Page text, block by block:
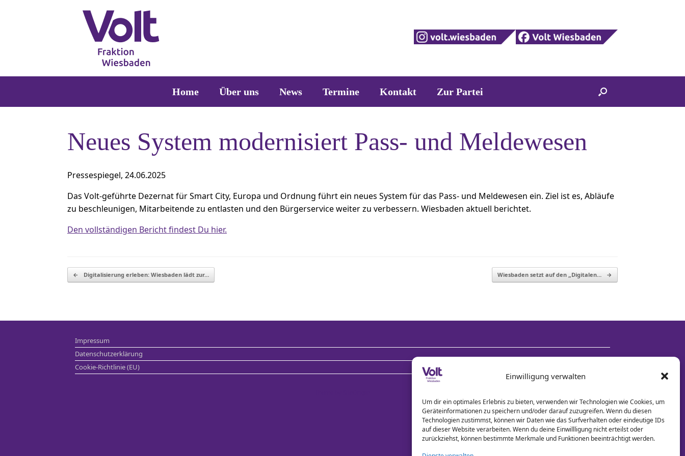
Einwilligung verwalten
Um dir ein optimales Erlebnis zu bieten, verwenden wir Technologien wie Cookies, um
Geräteinformationen zu speichern und/oder darauf zuzugreifen. Wenn du diesen
Technologien zustimmst, können wir Daten wie das Surfverhalten oder eindeutige IDs
auf dieser Website verarbeiten. Wenn du deine Einwillligung nicht erteilst oder
zurückziehst, können bestimmte Merkmale und Funktionen beeinträchtigt werden.
Home Über uns News Termine Kontakt Zur Partei
Neues System modernisiert Pass- und Meldewesen
Pressespiegel, 24.06.2025
Das Volt-geführte Dezernat für Smart City, Europa und Ordnung führt ein neues System für das Pass- und Meldewesen ein. Ziel ist es, Abläufe
zu beschleunigen, Mitarbeitende zu entlasten und den Bürgerservice weiter zu verbessern. Wiesbaden aktuell berichtet.
Den vollständigen Bericht findest Du hier.
Beitragsnavigation
← Digitalisierung erleben: Wiesbaden lädt zur… Wiesbaden setzt auf den „Digitalen… →
Impressum
Datenschutzerklärung
Cookie-Richtlinie (EU)